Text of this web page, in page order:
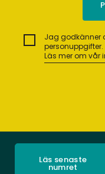
Jag godkänner
personuppgifter.
Läs mer om vår
Läs senaste
numret